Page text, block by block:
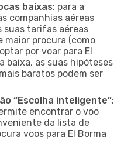
baixas: para a
companhias aéreas
suas tarifas aéreas
maior procura (como
por voar para El
baixa, as suas hipóteses
baratos podem ser
“Escolha inteligente”:
encontrar o voo
da lista de
voos para El Borma